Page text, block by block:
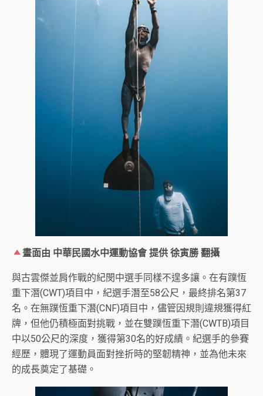
畫面由 中華民國水中運動協會 提供 徐寅勝 翻攝
與古雲傑並肩作戰的紀閔中選手同樣不遑多讓。在有蹼恆
重下潛(CWT)項目中，紀選手潛至58公尺，最終排名第37
名。在無蹼恆重下潛(CNF)項目中，儘管因規則違規獲得紅
牌，但他仍積極面對挑戰，並在雙蹼恆重下潛(CWTB)項目
中以50公尺的深度，獲得第30名的好成績。紀選手的參賽
經歷，體現了運動員面對挫折時的堅韌精神，並為他未來
的成長奠定了基礎。